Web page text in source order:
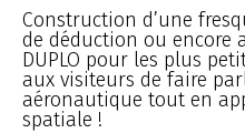
Construction d’une
de déduction ou encore
DUPLO pour les plus
aux visiteurs de faire
aéronautique tout en
spatiale !